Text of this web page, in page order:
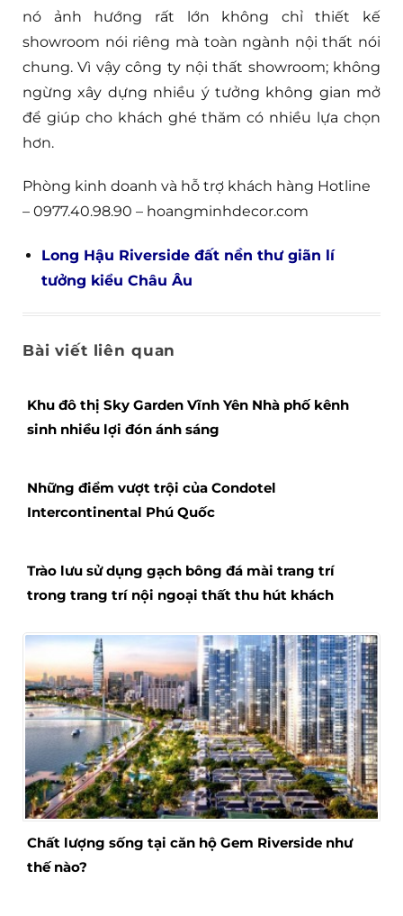
nó ảnh hướng rất lớn không chỉ thiết kế
showroom nói riêng mà toàn ngành nội thất nói
chung. Vì vậy công ty nội thất showroom; không
ngừng xây dựng nhiều ý tưởng không gian mở
để giúp cho khách ghé thăm có nhiều lựa chọn
hơn.
Phòng kinh doanh và hỗ trợ khách hàng Hotline
– 0977.40.98.90 – hoangminhdecor.com
Long Hậu Riverside đất nền thư giãn lí
tưởng kiểu Châu Âu
Bài viết liên quan
Khu đô thị Sky Garden Vĩnh Yên Nhà phố kênh
sinh nhiều lợi đón ánh sáng
Những điểm vượt trội của Condotel
Intercontinental Phú Quốc
Trào lưu sử dụng gạch bông đá mài trang trí
trong trang trí nội ngoại thất thu hút khách
Chất lượng sống tại căn hộ Gem Riverside như
thế nào?